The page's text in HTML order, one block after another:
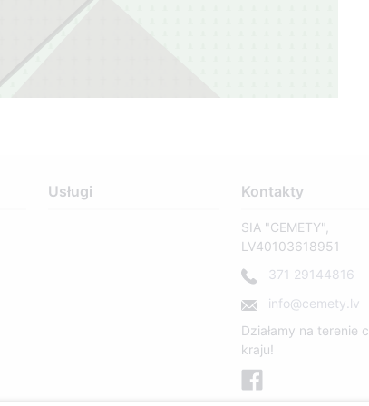
Usługi Kontakty
SIA "CEMETY",
LV40103618951
371 29144816
info@cemety.lv
Działamy na terenie
kraju!